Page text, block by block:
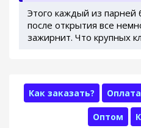
Этого каждый из парней
после открытия все
зажирнит. Что крупных
Как заказать?
Оптом